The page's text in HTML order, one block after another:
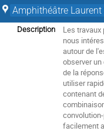
Amphithéâtre
Description
Les
nous
autour de
observer
de la
utiliser
contenant
facilement